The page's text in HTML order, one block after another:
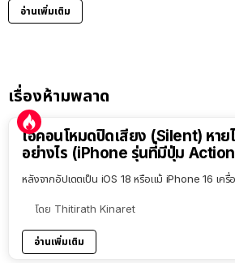
อ่านเพิ่มเติม
เรื่องห้ามพลาด
ไอคอนโหมดปิดเสียง (Silent) หาย
อย่างไร (iPhone รุ่นที่มีปุ่ม
หลังจากอัปเดตเป็น iOS 18 หรือแม้ iPhone 16 เครื่
โดย Thitirath Kinaret
อ่านเพิ่มเติม